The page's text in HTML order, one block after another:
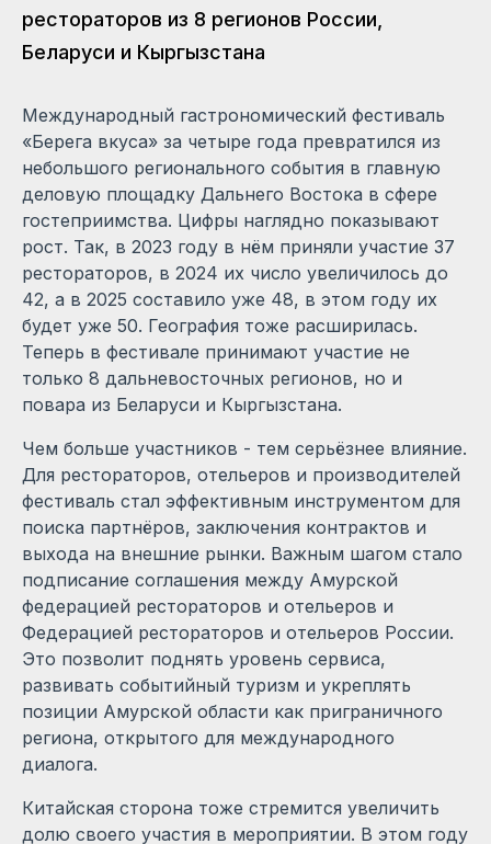
рестораторов из 8 регионов России,
Беларуси и Кыргызстана
Международный гастрономический фестиваль
«Берега вкуса» за четыре года превратился из
небольшого регионального события в главную
деловую площадку Дальнего Востока в сфере
гостеприимства. Цифры наглядно показывают
рост. Так, в 2023 году в нём приняли участие 37
рестораторов, в 2024 их число увеличилось до
42, а в 2025 составило уже 48, в этом году их
будет уже 50. География тоже расширилась.
Теперь в фестивале принимают участие не
только 8 дальневосточных регионов, но и
повара из Беларуси и Кыргызстана.
Чем больше участников - тем серьёзнее влияние.
Для рестораторов, отельеров и производителей
фестиваль стал эффективным инструментом для
поиска партнёров, заключения контрактов и
выхода на внешние рынки. Важным шагом стало
подписание соглашения между Амурской
федерацией рестораторов и отельеров и
Федерацией рестораторов и отельеров России.
Это позволит поднять уровень сервиса,
развивать событийный туризм и укреплять
позиции Амурской области как приграничного
региона, открытого для международного
диалога.
Китайская сторона тоже стремится увеличить
долю своего участия в мероприятии. В этом году